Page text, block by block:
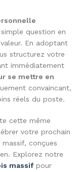
question en
En adoptant
structurez votre
immédiatement
se mettre en
convaincant,
réels du poste.
cette même
votre prochain
conçues
Explorez notre
massifpour